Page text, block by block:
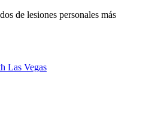
de lesiones personales más
Las Vegas